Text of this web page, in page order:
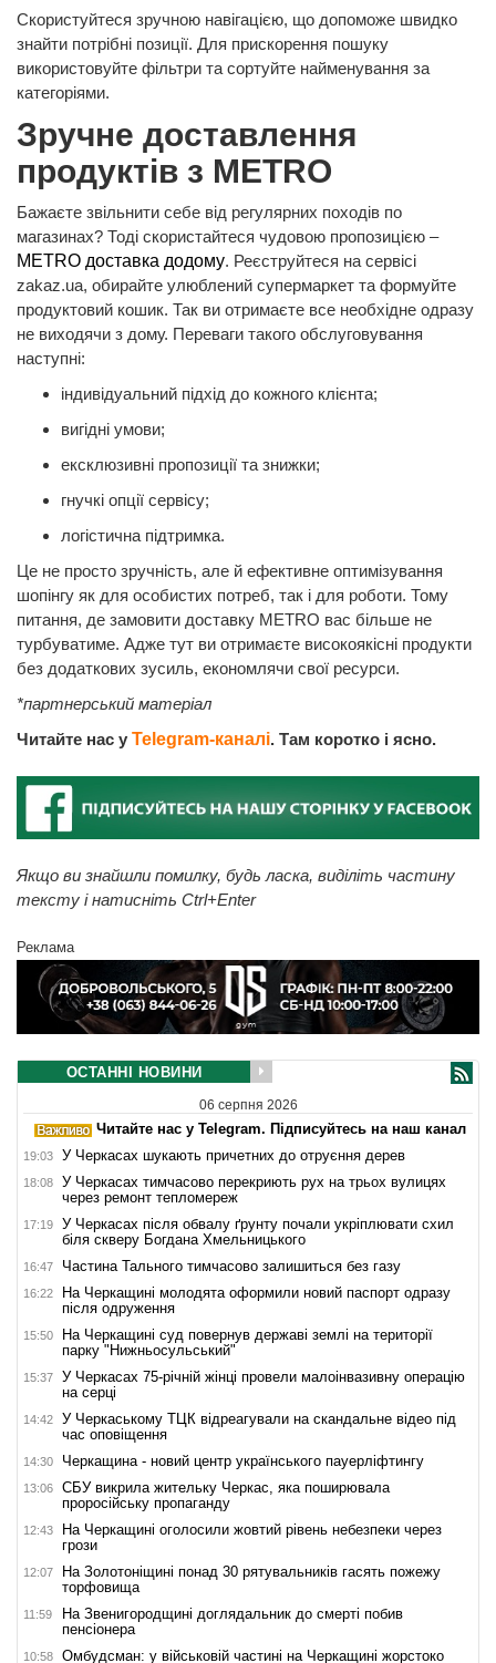
Скористуйтеся зручною навігацією, що допоможе швидко
знайти потрібні позиції. Для прискорення пошуку
використовуйте фільтри та сортуйте найменування за
категоріями.
Зручне доставлення
продуктів з METRO
Бажаєте звільнити себе від регулярних походів по
магазинах? Тоді скористайтеся чудовою пропозицією –
METRO доставка додому. Реєструйтеся на сервісі
zakaz.ua, обирайте улюблений супермаркет та формуйте
продуктовий кошик. Так ви отримаєте все необхідне одразу
не виходячи з дому. Переваги такого обслуговування
наступні:
індивідуальний підхід до кожного клієнта;
вигідні умови;
ексклюзивні пропозиції та знижки;
гнучкі опції сервісу;
логістична підтримка.
Це не просто зручність, але й ефективне оптимізування
шопінгу як для особистих потреб, так і для роботи. Тому
питання, де замовити доставку METRO вас більше не
турбуватиме. Адже тут ви отримаєте високоякісні продукти
без додаткових зусиль, економлячи свої ресурси.
*партнерський матеріал
Читайте нас у Telegram-каналі. Там коротко і ясно.
Якщо ви знайшли помилку, будь ласка, виділіть частину
тексту і натисніть Ctrl+Enter
Реклама
ОСТАННІ НОВИНИ
06 серпня 2026
Читайте нас у Telegram. Підписуйтесь на наш канал
19:03 У Черкасах шукають причетних до отруєння дерев
18:08
У Черкасах тимчасово перекриють рух на трьох вулицях
через ремонт тепломереж
17:19
У Черкасах після обвалу ґрунту почали укріплювати схил
біля скверу Богдана Хмельницького
16:47 Частина Тального тимчасово залишиться без газу
16:22
На Черкащині молодята оформили новий паспорт одразу
після одруження
15:50
На Черкащині суд повернув державі землі на території
парку "Нижньосульський"
15:37
У Черкасах 75-річній жінці провели малоінвазивну операцію
на серці
14:42
У Черкаському ТЦК відреагували на скандальне відео під
час оповіщення
14:30 Черкащина - новий центр українського пауерліфтингу
13:06
СБУ викрила жительку Черкас, яка поширювала
проросійську пропаганду
12:43
На Черкащині оголосили жовтий рівень небезпеки через
грози
12:07
На Золотоніщині понад 30 рятувальників гасять пожежу
торфовища
11:59
На Звенигородщині доглядальник до смерті побив
пенсіонера
10:58
Омбудсман: у військовій частині на Черкащині жорстоко